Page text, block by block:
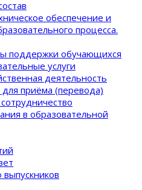
обеспечение и
процеcса.
поддержки обучающихся
услуги
деятельность
приёма (перевода)
в образовательной